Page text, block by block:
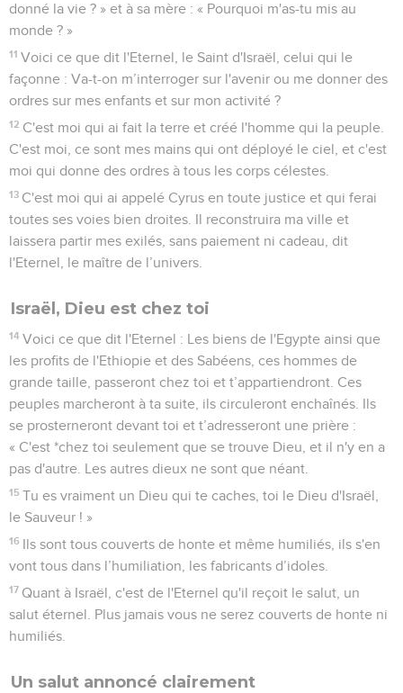
donné la vie ? » et à sa mère : « Pourquoi m'as-tu mis au
monde ? »
11 Voici ce que dit l'Eternel, le Saint d'Israël, celui qui le
façonne : Va-t-on m’interroger sur l'avenir ou me donner des
ordres sur mes enfants et sur mon activité ?
12 C'est moi qui ai fait la terre et créé l'homme qui la peuple.
C'est moi, ce sont mes mains qui ont déployé le ciel, et c'est
moi qui donne des ordres à tous les corps célestes.
13 C'est moi qui ai appelé Cyrus en toute justice et qui ferai
toutes ses voies bien droites. Il reconstruira ma ville et
laissera partir mes exilés, sans paiement ni cadeau, dit
l'Eternel, le maître de l’univers.
Israël, Dieu est chez toi
14 Voici ce que dit l'Eternel : Les biens de l'Egypte ainsi que
les profits de l'Ethiopie et des Sabéens, ces hommes de
grande taille, passeront chez toi et t’appartiendront. Ces
peuples marcheront à ta suite, ils circuleront enchaînés. Ils
se prosterneront devant toi et t’adresseront une prière :
« C'est *chez toi seulement que se trouve Dieu, et il n'y en a
pas d'autre. Les autres dieux ne sont que néant.
15 Tu es vraiment un Dieu qui te caches, toi le Dieu d'Israël,
le Sauveur ! »
16 Ils sont tous couverts de honte et même humiliés, ils s'en
vont tous dans l’humiliation, les fabricants d’idoles.
17 Quant à Israël, c'est de l'Eternel qu'il reçoit le salut, un
salut éternel. Plus jamais vous ne serez couverts de honte ni
humiliés.
Un salut annoncé clairement